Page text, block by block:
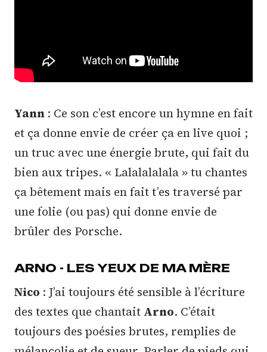
Yann : Ce son c’est encore un hymne en fait
et ça donne envie de créer ça en live quoi ;
un truc avec une énergie brute, qui fait du
bien aux tripes. « Lalalalalala » tu chantes
ça bêtement mais en fait t’es traversé par
une folie (ou pas) qui donne envie de
brûler des Porsche.
ARNO - LES YEUX DE MA MÈRE
Nico : J’ai toujours été sensible à l’écriture
des textes que chantait Arno. C’était
toujours des poésies brutes, remplies de